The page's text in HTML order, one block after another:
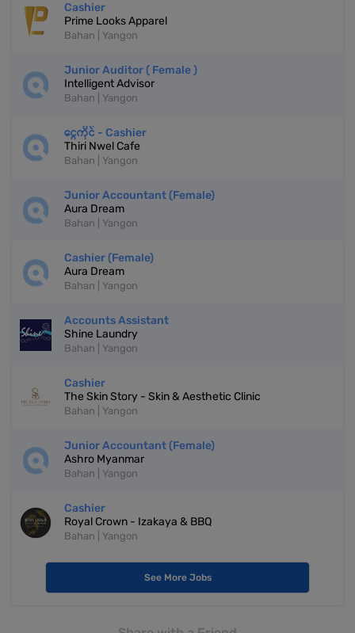
Cashier
Prime Looks Apparel
Bahan | Yangon
Junior Auditor ( Female )
Intelligent Advisor
Bahan | Yangon
ငွေကိုင် - Cashier
Thiri Nwel Cafe
Bahan | Yangon
Junior Accountant (Female)
Aura Dream
Bahan | Yangon
Cashier (Female)
Aura Dream
Bahan | Yangon
Accounts Assistant
Shine Laundry
Bahan | Yangon
Cashier
The Skin Story - Skin & Aesthetic Clinic
Bahan | Yangon
Junior Accountant (Female)
Ashro Myanmar
Bahan | Yangon
Cashier
Royal Crown - Izakaya & BBQ
Bahan | Yangon
See More Jobs